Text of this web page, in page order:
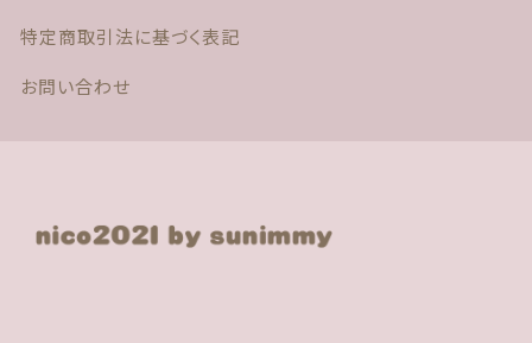
特定商取引法に基づく表記
お問い合わせ